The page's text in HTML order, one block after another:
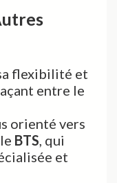
flexibilité et
entre le
orienté vers
BTS, qui
et